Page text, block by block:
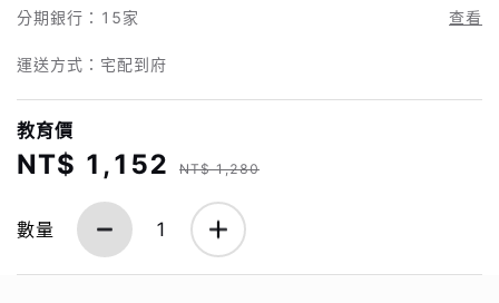
分期銀行： 15家 查看
運送方式：宅配到府
教育價
NT$ 1,152 NT$ 1,280
數量 1